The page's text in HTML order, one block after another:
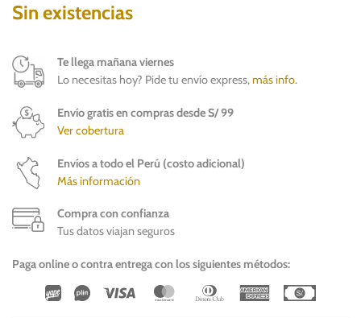
Sin existencias
Te llega mañana viernes
Lo necesitas hoy? Pide tu envío express,más info.
Envío gratis en compras desde S/ 99
Ver cobertura
Envíos a todo el Perú (costo adicional)
Más información
Compra con confianza
Tus datos viajan seguros
Paga online o contra entrega con los siguientes métodos:
Wirecard
Vipps Visa MasterCardDinners
American